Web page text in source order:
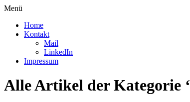
Menü
Home
Kontakt
Mail
LinkedIn
Impressum
Alle Artikel der Kategorie ‘